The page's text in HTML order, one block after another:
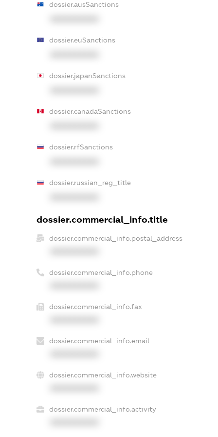
dossier.ausSanctions
dossier.euSanctions
dossier.japanSanctions
dossier.canadaSanctions
dossier.rfSanctions
dossier.russian_reg_title
dossier.commercial_info.title
dossier.commercial_info.postal_address
dossier.commercial_info.phone
dossier.commercial_info.fax
dossier.commercial_info.email
dossier.commercial_info.website
dossier.commercial_info.activity